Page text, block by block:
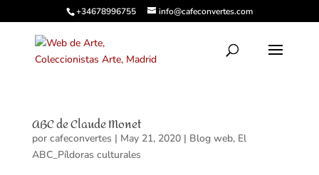
+34678996755 info@cafeconvertes.com
ABC de Claude Monet
por cafeconvertes | May 21, 2020| Blog web, El
ABC_Píldoras culturales